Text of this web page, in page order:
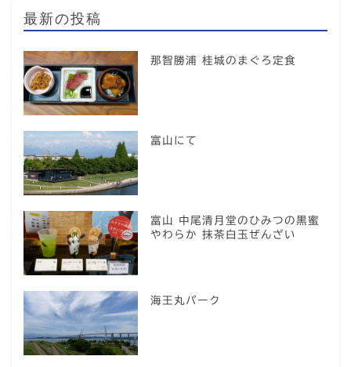
最新の投稿
那智勝浦 桂城のまぐろ定食
富山にて
富山 中尾清月堂のひみつの黒蜜
やわらか 抹茶白玉ぜんざい
海王丸パーク